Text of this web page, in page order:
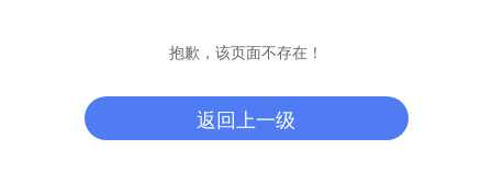
抱歉，该页面不存在！
返回上一级